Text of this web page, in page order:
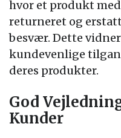
hvor et produkt
returneret og
besvær. Dette
kundevenlige
deres produkter.
God
Kunder